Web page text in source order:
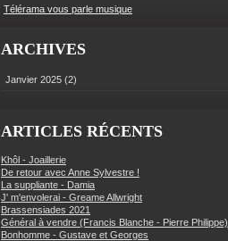
Télérama vous parle musique
ARCHIVES
Janvier 2025 (2)
ARTICLES RÉCENTS
Khôl - Joaillerie
De retour avec Anne Sylvestre !
La suppliante - Damia
J' m'envolerai - Greame Allwright
Brassensiades 2021
Général à vendre (Francis Blanche - Pierre Philippe)
Bonhomme - Gustave et Georges